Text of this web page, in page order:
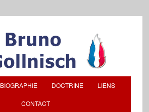
BIOGRAPHIE DOCTRINE LIENS
CONTACT